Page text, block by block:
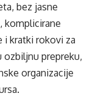
bez jasne
komplicirane
i kratki rokovi za
ozbiljnu prepreku,
organizacije